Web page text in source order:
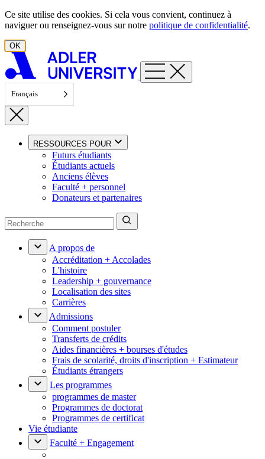
Aller au contenu
Ce site utilise des cookies. Si cela vous convient, continuez à
naviguer ou renseignez-vous sur notre politique de confidentialité.
OK
Français
RESSOURCES POUR
Futurs étudiants
Étudiants actuels
Anciens élèves
Faculté + personnel
Donateurs et partenaires
A propos de
Accréditation + Accolades
L'histoire
Leadership + gouvernance
Localisation des sites
Carrières
Admissions
Comment postuler
Transferts de crédits
Aides financières + bourses d'études
Frais de scolarité, droits d'inscription + Estimateur
Étudiants étrangers
Les programmes
programmes de master
Programmes de doctorat
Programmes de certificat
Vie étudiante
Faculté + Engagement